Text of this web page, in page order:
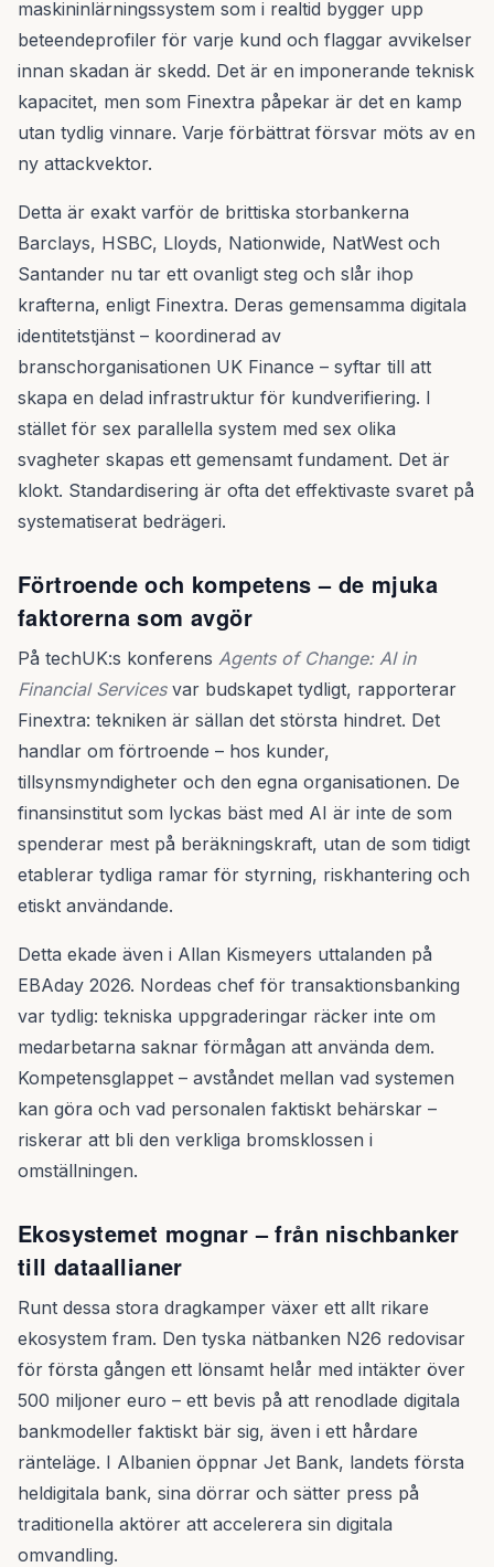
maskininlärningssystem som i realtid bygger upp
beteendeprofiler för varje kund och flaggar avvikelser
innan skadan är skedd. Det är en imponerande teknisk
kapacitet, men som Finextra påpekar är det en kamp
utan tydlig vinnare. Varje förbättrat försvar möts av en
ny attackvektor.
Detta är exakt varför de brittiska storbankerna
Barclays, HSBC, Lloyds, Nationwide, NatWest och
Santander nu tar ett ovanligt steg och slår ihop
krafterna, enligt Finextra. Deras gemensamma digitala
identitetstjänst – koordinerad av
branschorganisationen UK Finance – syftar till att
skapa en delad infrastruktur för kundverifiering. I
stället för sex parallella system med sex olika
svagheter skapas ett gemensamt fundament. Det är
klokt. Standardisering är ofta det effektivaste svaret på
systematiserat bedrägeri.
Förtroende och kompetens – de mjuka
faktorerna som avgör
På techUK:s konferens Agents of Change: AI in
Financial Servicesvar budskapet tydligt, rapporterar
Finextra: tekniken är sällan det största hindret. Det
handlar om förtroende – hos kunder,
tillsynsmyndigheter och den egna organisationen. De
finansinstitut som lyckas bäst med AI är inte de som
spenderar mest på beräkningskraft, utan de som tidigt
etablerar tydliga ramar för styrning, riskhantering och
etiskt användande.
Detta ekade även i Allan Kismeyers uttalanden på
EBAday 2026. Nordeas chef för transaktionsbanking
var tydlig: tekniska uppgraderingar räcker inte om
medarbetarna saknar förmågan att använda dem.
Kompetensglappet – avståndet mellan vad systemen
kan göra och vad personalen faktiskt behärskar –
riskerar att bli den verkliga bromsklossen i
omställningen.
Ekosystemet mognar – från nischbanker
till dataallianer
Runt dessa stora dragkamper växer ett allt rikare
ekosystem fram. Den tyska nätbanken N26 redovisar
för första gången ett lönsamt helår med intäkter över
500 miljoner euro – ett bevis på att renodlade digitala
bankmodeller faktiskt bär sig, även i ett hårdare
ränteläge. I Albanien öppnar Jet Bank, landets första
heldigitala bank, sina dörrar och sätter press på
traditionella aktörer att accelerera sin digitala
omvandling.